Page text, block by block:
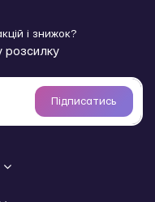
одне
до 12 метрів: грай
і знижок?
розсилку
Підписатись